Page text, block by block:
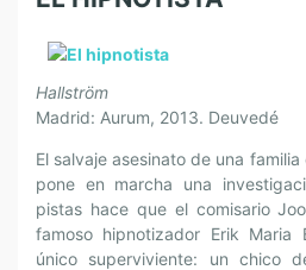
Hallström
Madrid: Aurum, 2013. Deuvedé
El salvaje asesinato de una
pone en marcha una
pistas hace que el comisario
famoso hipnotizador Erik Maria
único superviviente: un chico